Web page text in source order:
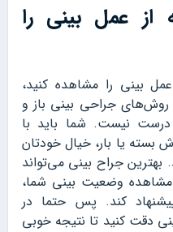
از عمل بینی را
بینی را مشاهده کنید،
روش‌های جراحی بینی باز و
نیست. شما باید با
بسته یا بار، خیال خودتان
بهترین جراح بینی می‌تواند
مشاهده وضعیت بینی شما،
کند. پس حتما در
دقت کنید تا نتیجه خوبی